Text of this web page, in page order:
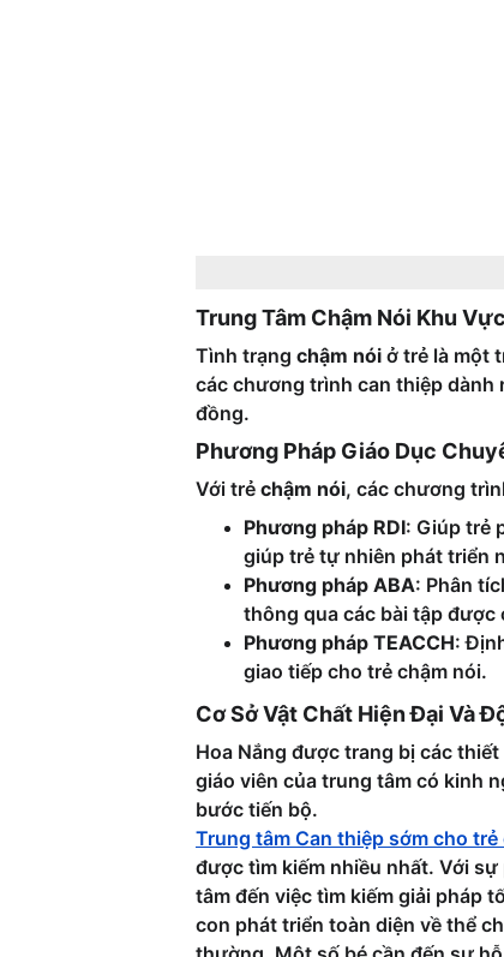
Trung Tâm Chậm Nói Khu
Tình trạng chậm nói ở trẻ là một
các chương trình can thiệp dành
đồng.
Phương Pháp Giáo Dục
Với trẻ chậm nói, các chương
Phương pháp RDI: Giúp trẻ
giúp trẻ tự nhiên phát triển
Phương pháp ABA: Phân
thông qua các bài tập được
Phương pháp TEACCH:
giao tiếp cho trẻ chậm nói.
Cơ Sở Vật Chất Hiện Đại Và
Hoa Nắng được trang bị các
giáo viên của trung tâm có kinh
bước tiến bộ.
Trung tâm Can thiệp sớm cho
được tìm kiếm nhiều nhất. Với
tâm đến việc tìm kiếm giải pháp
con phát triển toàn diện về thể